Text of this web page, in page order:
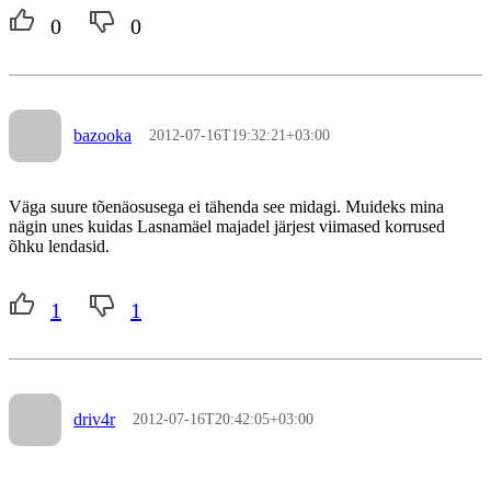
0 0
bazooka 2012-07-16T19:32:21+03:00
Väga suure tõenäosusega ei tähenda see midagi. Muideks mina
nägin unes kuidas Lasnamäel majadel järjest viimased korrused
õhku lendasid.
1 1
driv4r 2012-07-16T20:42:05+03:00